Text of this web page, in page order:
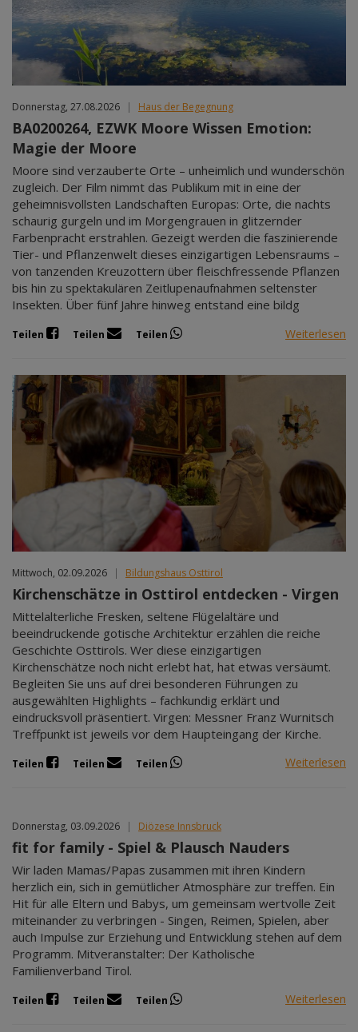
Donnerstag, 27.08.2026 | Haus der Begegnung
BA0200264, EZWK Moore Wissen Emotion:
Magie der Moore
Moore sind verzauberte Orte – unheimlich und wunderschön
zugleich. Der Film nimmt das Publikum mit in eine der
geheimnisvollsten Landschaften Europas: Orte, die nachts
schaurig gurgeln und im Morgengrauen in glitzernder
Farbenpracht erstrahlen. Gezeigt werden die faszinierende
Tier- und Pflanzenwelt dieses einzigartigen Lebensraums –
von tanzenden Kreuzottern über fleischfressende Pflanzen
bis hin zu spektakulären Zeitlupenaufnahmen seltenster
Insekten. Über fünf Jahre hinweg entstand eine bildg
Teilen Teilen Teilen Weiterlesen
Mittwoch, 02.09.2026 | Bildungshaus Osttirol
Kirchenschätze in Osttirol entdecken - Virgen
Mittelalterliche Fresken, seltene Flügelaltäre und
beeindruckende gotische Architektur erzählen die reiche
Geschichte Osttirols. Wer diese einzigartigen
Kirchenschätze noch nicht erlebt hat, hat etwas versäumt.
Begleiten Sie uns auf drei besonderen Führungen zu
ausgewählten Highlights – fachkundig erklärt und
eindrucksvoll präsentiert. Virgen: Messner Franz Wurnitsch
Treffpunkt ist jeweils vor dem Haupteingang der Kirche.
Teilen Teilen Teilen Weiterlesen
Donnerstag, 03.09.2026 | Diözese Innsbruck
fit for family - Spiel & Plausch Nauders
Wir laden Mamas/Papas zusammen mit ihren Kindern
herzlich ein, sich in gemütlicher Atmosphäre zur treffen. Ein
Hit für alle Eltern und Babys, um gemeinsam wertvolle Zeit
miteinander zu verbringen - Singen, Reimen, Spielen, aber
auch Impulse zur Erziehung und Entwicklung stehen auf dem
Programm. Mitveranstalter: Der Katholische
Familienverband Tirol.
Teilen Teilen Teilen Weiterlesen